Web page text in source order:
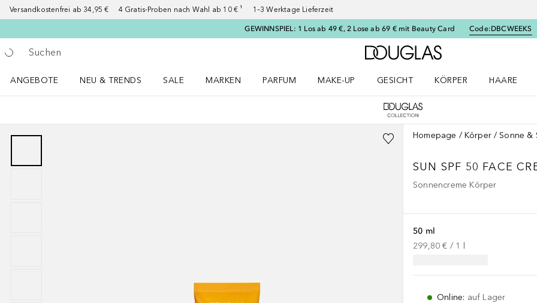
Versandkostenfrei ab 34,95 € 4 Gratis-Proben nach Wahl ab 10 € ¹ 1–3 Werktage Lieferzeit
GEWINNSPIEL: 1 Los ab 49 €, 2 Lose ab 69 € mit Beauty Card Code:DBCWEEKS
Gehe zurück
Suche ausführen
Zur Douglas Startseite
ANGEBOTE
NEU & TRENDS
SALE
MARKEN
PARFUM
MAKE-UP
GESICHT
KÖRPER
HAARE
Homepage Körper Sonne &
SUN SPF 50 FACE
Sonnencreme Körper
50 ml
299,80 € / 1
Online: auf Lager